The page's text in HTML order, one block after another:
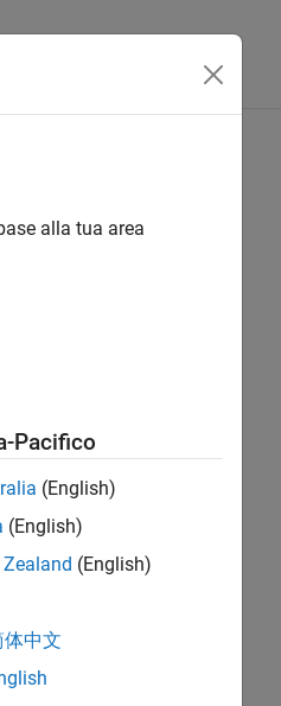
alla tua area
Pacifico
(English)
(English)
Zealand (English)
体中文